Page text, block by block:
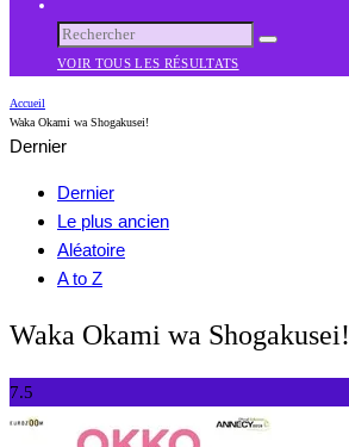
VOIR TOUS LES RÉSULTATS
Accueil
Waka Okami wa Shogakusei!
Dernier
Dernier
Le plus ancien
Aléatoire
A to Z
Waka Okami wa Shogakusei!
7.5